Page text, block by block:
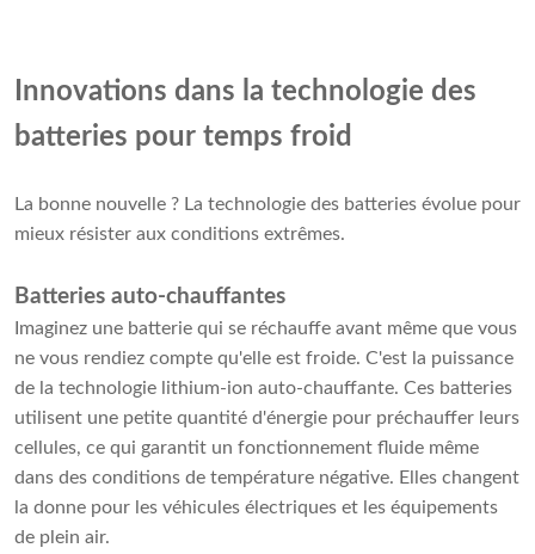
Innovations dans la technologie des
batteries pour temps froid
La bonne nouvelle ? La technologie des batteries évolue pour
mieux résister aux conditions extrêmes.
Batteries auto-chauffantes
Imaginez une batterie qui se réchauffe avant même que vous
ne vous rendiez compte qu'elle est froide. C'est la puissance
de la technologie lithium-ion auto-chauffante. Ces batteries
utilisent une petite quantité d'énergie pour préchauffer leurs
cellules, ce qui garantit un fonctionnement fluide même
dans des conditions de température négative. Elles changent
la donne pour les véhicules électriques et les équipements
de plein air.